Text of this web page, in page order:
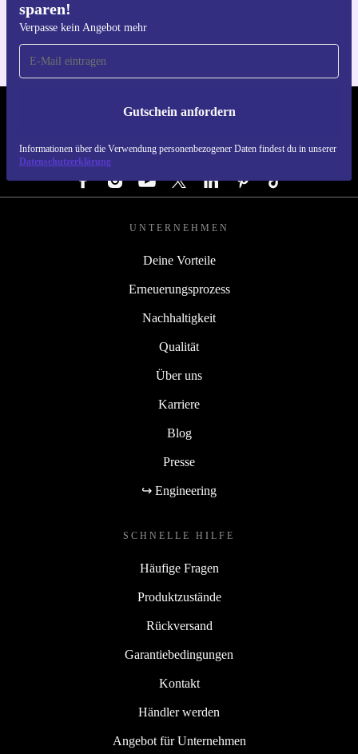
sparen!
Verpasse kein Angebot mehr
Gutschein anfordern
Informationen über die Verwendung personenbezogener Daten findest du in unserer
Datenschutzerklärung
REFURBED ÖSTERREICH - RETHINK NEW.
FOLGE UNS
UNTERNEHMEN
Deine Vorteile
Erneuerungsprozess
Nachhaltigkeit
Qualität
Über uns
Karriere
Blog
Presse
↪ Engineering
SCHNELLE HILFE
Häufige Fragen
Produktzustände
Rückversand
Garantiebedingungen
Kontakt
Händler werden
Angebot für Unternehmen